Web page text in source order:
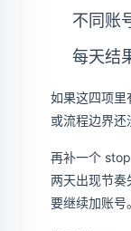
不同账
每天结
如果这四项里
或流程边界还
再补一个
两天出现节奏
要继续加账号